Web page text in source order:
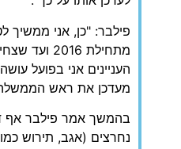
פילבר: "כן, אני ממשיך
מתחילת
העניינים אני בפועל
מעדכן את ראש
בהמשך אמר פילבר אף
נחרצים (אגב, תירוש